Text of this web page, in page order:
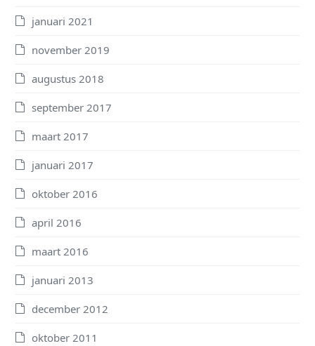
januari 2021
november 2019
augustus 2018
september 2017
maart 2017
januari 2017
oktober 2016
april 2016
maart 2016
januari 2013
december 2012
oktober 2011